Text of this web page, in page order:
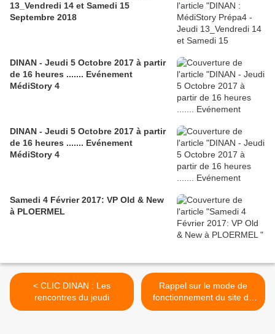
13_Vendredi 14 et Samedi 15
Septembre 2018
DINAN - Jeudi 5 Octobre 2017 à partir
de 16 heures ....... Evénement
MédiStory 4
DINAN - Jeudi 5 Octobre 2017 à partir
de 16 heures ....... Evénement
MédiStory 4
Samedi 4 Février 2017: VP Old & New
à PLOERMEL
< CLIC DINAN : Les
rencontres du jeudi
Rappel sur le mode de
fonctionnement du site de
la FMCDINAN >